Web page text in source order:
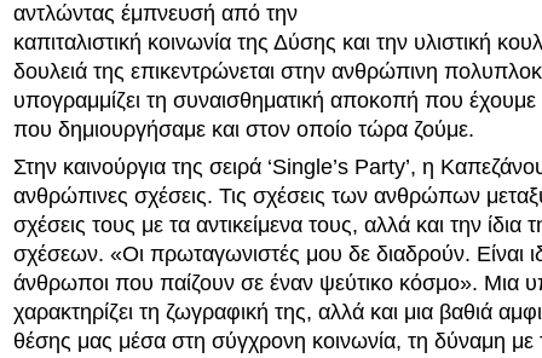
αντλώντας έμπνευσή από την
καπιταλιστική κοινωνία της Δύσης και την υλιστική
δουλειά της επικεντρώνεται στην ανθρώπινη
υπογραμμίζει τη συναισθηματική αποκοπή που
που δημιουργήσαμε και στον οποίο τώρα ζούμε.
Στην καινούργια της σειρά ‘Single’s Party’, η
ανθρώπινες σχέσεις. Τις σχέσεις των ανθρώπων
σχέσεις τους με τα αντικείμενα τους, αλλά και την ίδια
σχέσεων. «Οι πρωταγωνιστές μου δε διαδρούν. Είναι
άνθρωποι που παίζουν σε έναν ψεύτικο κόσμο». Μια
χαρακτηρίζει τη ζωγραφική της, αλλά και μια βαθιά
θέσης μας μέσα στη σύγχρονη κοινωνία, τη δύναμη με